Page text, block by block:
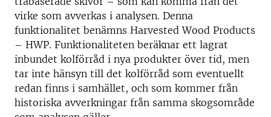
virke som avverkas i analysen. Denna
funktionalitet benämns Harvested Wood Products
– HWP. Funktionaliteten beräknar ett lagrat
inbundet kolförråd i nya produkter över tid, men
tar inte hänsyn till det kolförråd som eventuellt
redan finns i samhället, och som kommer från
historiska avverkningar från samma skogsområde